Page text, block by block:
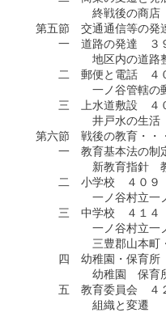
終戦後の商店　商店
第五節　交通通信等の発
一　道路の発達　３
地区内の道路整備　
二　郵便と電話　４
一ノ谷管轄の郵便局
三　上水道敷設　４
井戸水の生活　市
第六節　戦後の教育・・
一　教育基本法の制定
新教育指針　教育
二　小学校　４０９
一ノ谷村立一ノ谷小
三　中学校　４１４
一ノ谷村立一ノ谷中
三豊郡山本町・観音
四　幼稚園・保育所
幼稚園　保育
五　教育委員会　４
組織と変遷